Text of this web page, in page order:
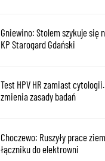
Gniewino: Stolem szykuje się
KP Starogard Gdański
Test HPV HR zamiast cytologii.
zmienia zasady badań
Choczewo: Ruszyły prace
łączniku do elektrowni